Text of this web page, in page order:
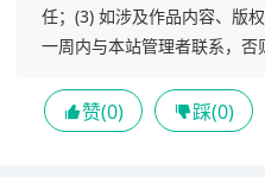
任；(3) 如涉及作品内容、版
一周内与本站管理者联系，否
赞(0) 踩(0)